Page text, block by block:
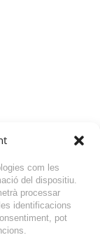
com les
del dispositiu.
processar
identificacions
pot